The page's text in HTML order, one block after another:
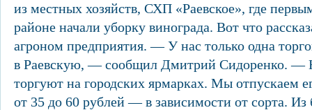
из местных хозяйств, СХП «Раевское», где
районе начали уборку винограда. Вот что
агроном предприятия. — У нас только одна
в Раевскую, — сообщил Дмитрий Сидоренко. —
торгуют на городских ярмарках. Мы отпускаем
от 35 до 60 рублей — в зависимости от сорта.